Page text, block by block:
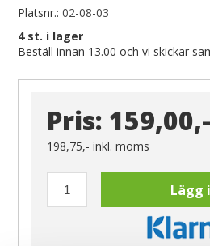
Platsnr.: 02-08-03
4st. i lager
Beställ innan 13.00 och vi skickar
Pris: 159,00,-
198,75,-inkl. moms
Lägg